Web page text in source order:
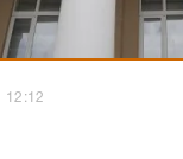
12:12